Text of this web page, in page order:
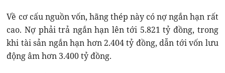
Về cơ cấu nguồn vốn, hãng thép này có nợ ngắn hạn rất
cao. Nợ phải trả ngắn hạn lên tới 5.821 tỷ đồng, trong
khi tài sản ngắn hạn hơn 2.404 tỷ đồng, dẫn tới vốn lưu
động âm hơn 3.400 tỷ đồng.